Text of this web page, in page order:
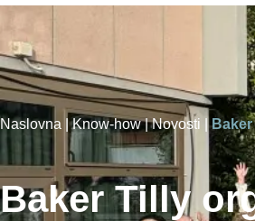
Naslovna |Know-how |Novosti |
Baker Tilly